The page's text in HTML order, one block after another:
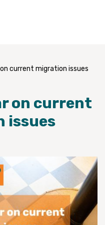
on current migration issues
on current
issues